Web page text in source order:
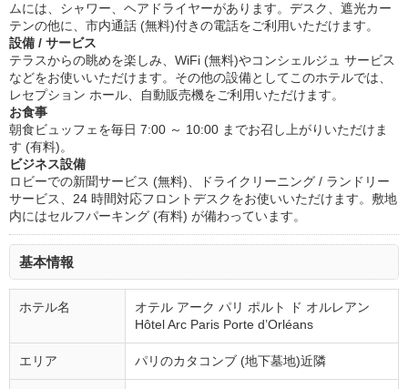
ムには、シャワー、ヘアドライヤーがあります。デスク、遮光カー
テンの他に、市内通話 (無料)付きの電話をご利用いただけます。
設備 / サービス
テラスからの眺めを楽しみ、WiFi (無料)やコンシェルジュ サービス
などをお使いいただけます。その他の設備としてこのホテルでは、
レセプション ホール、自動販売機をご利用いただけます。
お食事
朝食ビュッフェを毎日 7:00 ～ 10:00 までお召し上がりいただけま
す (有料)。
ビジネス設備
ロビーでの新聞サービス (無料)、ドライクリーニング / ランドリー
サービス、24 時間対応フロントデスクをお使いいただけます。敷地
内にはセルフパーキング (有料) が備わっています。
基本情報
ホテル名
オテル アーク パリ ポルト ド オルレアン
Hôtel Arc Paris Porte d’Orléans
エリア パリのカタコンブ (地下墓地)近隣